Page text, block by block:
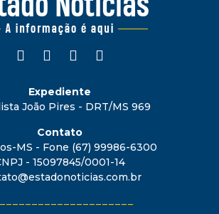
Expediente
João Pires - DRT/MS 969
Contato
MS - Fone (67) 99986-6300
- 15097845/0001-14